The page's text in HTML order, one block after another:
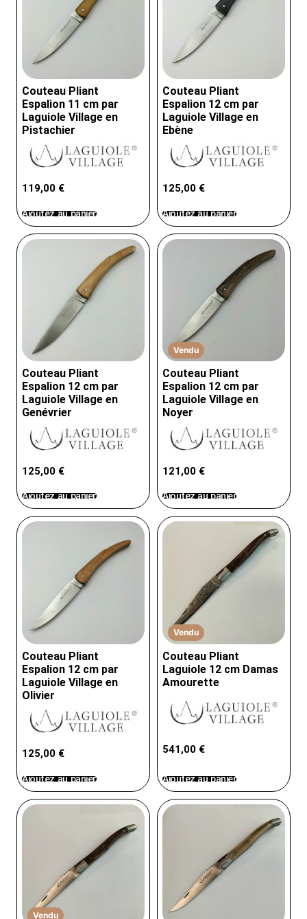
Couteau Pliant
Espalion 11 cm par
Laguiole Village en
Pistachier
119,00 €
Ajoutez au panier
Couteau Pliant
Espalion 12 cm par
Laguiole Village en
Ebène
125,00 €
Ajoutez au panier
Couteau Pliant
Espalion 12 cm par
Laguiole Village en
Genévrier
125,00 €
Ajoutez au panier
Vendu
Couteau Pliant
Espalion 12 cm par
Laguiole Village en
Noyer
121,00 €
Ajoutez au panier
Couteau Pliant
Espalion 12 cm par
Laguiole Village en
Olivier
125,00 €
Ajoutez au panier
Vendu
Couteau Pliant
Laguiole 12 cm Damas
Amourette
541,00 €
Ajoutez au panier
Vendu